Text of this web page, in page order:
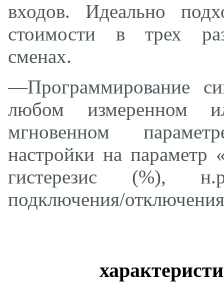
входов. Идеально
стоимости в трех
сменах.
—Программирование
любом измеренном
мгновенном
настройки на параметр
гистерезис (%),
подключения/